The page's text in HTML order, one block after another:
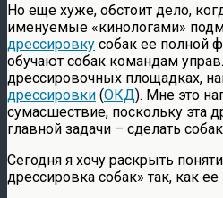
Но еще хуже, обстоит дело,
именуемые «кинологами»
дрессировку собак ее полной
обучают собак командам
дрессировочных площадках,
дрессировки (ОКД). Мне это
сумасшествие, поскольку эта
главной задачи – сделать
Сегодня я хочу раскрыть
дрессировка собак» так, как